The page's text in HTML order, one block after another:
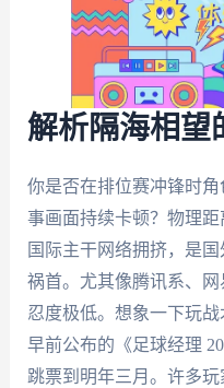
解析隔海相望
你是否在排位赛冲锋时
事画面持续卡顿？物理
国际主干网络拥挤，是
祸首。尤其像腾讯系、
忍度极低。想象一下玩
早前公布的《足球经理
跳票到明年三月。许多